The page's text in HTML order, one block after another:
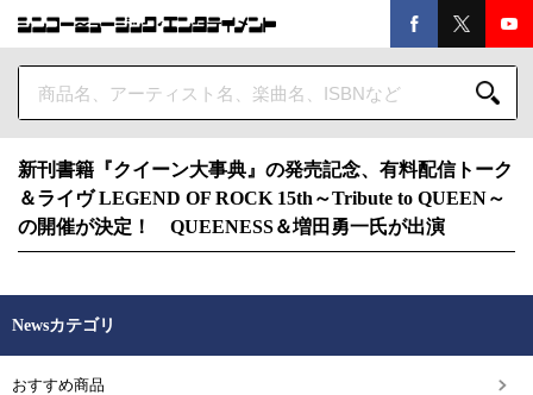
新刊書籍『クイーン大事典』の発売記念、有料配信トーク
＆ライヴ LEGEND OF ROCK 15th～Tribute to QUEEN～
の開催が決定！ QUEENESS＆増田勇一氏が出演
Newsカテゴリ
おすすめ商品